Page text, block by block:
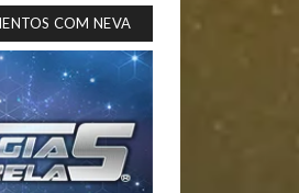
COM NEVA